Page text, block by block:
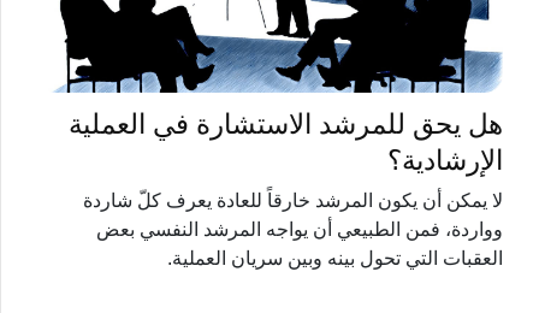
هل يحق للمرشد الاستشارة في العملية
الإرشادية؟
لا يمكن أن يكون المرشد خارقاً للعادة يعرف كلّ شاردة
وواردة، فمن الطبيعي أن يواجه المرشد النفسي بعض
العقبات التي تحول بينه وبين سريان العملية.